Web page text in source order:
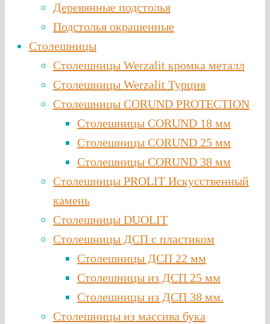
Деревянные подстолья
Подстолья окрашенные
Столешницы
Столешницы Werzalit кромка металл
Столешницы Werzalit Турция
Столешницы CORUND PROTECTION
Столешницы CORUND 18 мм
Столешницы CORUND 25 мм
Столешницы CORUND 38 мм
Столешницы PROLIT Искусственный
камень
Столешницы DUOLIT
Столешницы ДСП с пластиком
Столешницы ДСП 22 мм
Столешницы из ДСП 25 мм
Столешницы из ДСП 38 мм.
Столешницы из массива бука